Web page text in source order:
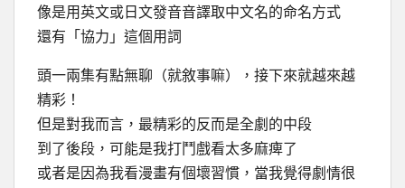
像是用英文或日文發音音譯取中文名的命名方式
還有「協力」這個用詞
頭一兩集有點無聊（就敘事嘛），接下來就越來越
精彩！
但是對我而言，最精彩的反而是全劇的中段
到了後段，可能是我打鬥戲看太多麻痺了
或者是因為我看漫畫有個壞習慣，當我覺得劇情很